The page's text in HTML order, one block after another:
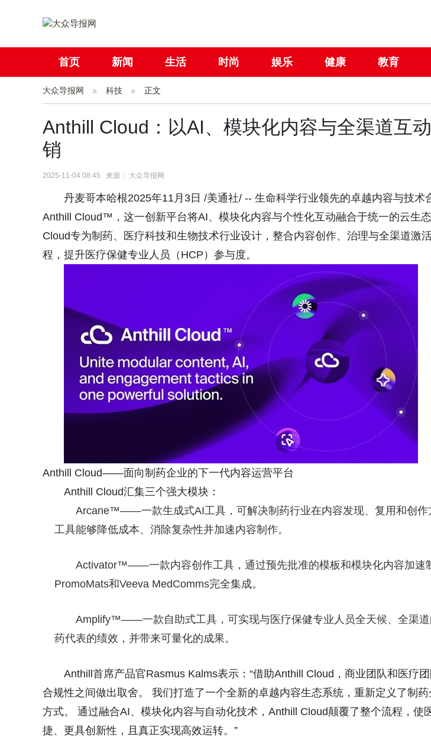
首页 新闻 生活 时尚 娱乐 健康 教育
社会 国际
大众导报网 科技 正文
Anthill Cloud：以AI、模块化内容与全渠道互
销
2025-11-04 08:45 来源： 大众导报网
丹麦哥本哈根2025年11月3日 /美通社/ -- 生命科学行业领先的卓越内容与技术
Anthill Cloud™，这一创新平台将AI、模块化内容与个性化互动融合于统一的云生态
Cloud专为制药、医疗科技和生物技术行业设计，整合内容创作、治理与全渠道激
程，提升医疗保健专业人员（HCP）参与度。
Anthill Cloud——面向制药企业的下一代内容运营平台
Anthill Cloud汇集三个强大模块：
Arcane™——一款生成式AI工具，可解决制药行业在内容发现、复用和创作
工具能够降低成本、消除复杂性并加速内容制作。
Activator™——一款内容创作工具，通过预先批准的模板和模块化内容加速
PromoMats和Veeva MedComms完全集成。
Amplify™——一款自助式工具，可实现与医疗保健专业人员全天候、全渠道
药代表的绩效，并带来可量化的成果。
Anthill首席产品官Rasmus Kalms表示：“借助Anthill Cloud，商业团队和医疗
合规性之间做出取舍。 我们打造了一个全新的卓越内容生态系统，重新定义了制
方式。 通过融合AI、模块化内容与自动化技术，Anthill Cloud颠覆了整个流程，使
捷、更具创新性，且真正实现高效运转。”